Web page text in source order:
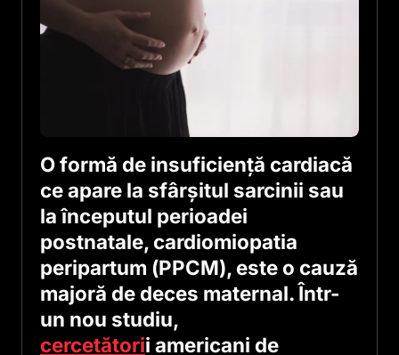
O formă de insuficienţă cardiacă
ce apare la sfârşitul sarcinii sau
la începutul perioadei
postnatale, cardiomiopatia
peripartum (PPCM), este o cauză
majoră de deces maternal. Într-
un nou studiu,
cercetătorii americani de